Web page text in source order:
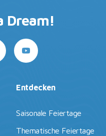
Dream!
Entdecken
Saisonale Feiertage
Thematische Feiertage